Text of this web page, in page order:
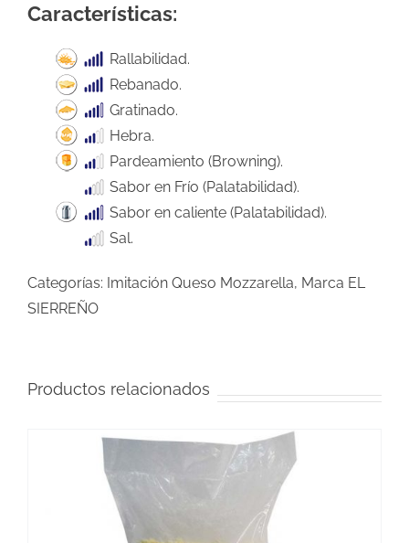
Características:
Rallabilidad.
Rebanado.
Gratinado.
Hebra.
Pardeamiento (Browning).
Sabor en Frío (Palatabilidad).
Sabor en caliente (Palatabilidad).
Sal.
Categorías: Imitación Queso Mozzarella, Marca EL
SIERREÑO
Productos relacionados